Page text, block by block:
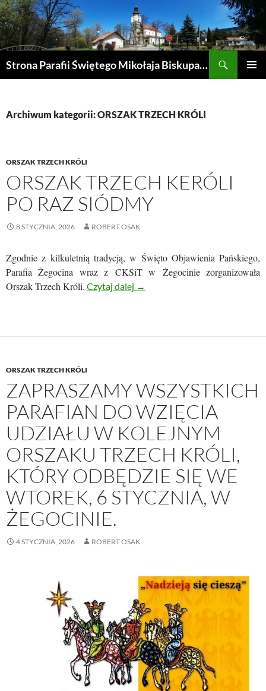
Przejdź
do
treści
Strona Parafii Świętego Mikołaja Biskupa w Żegocinie
Archiwum kategorii: ORSZAK TRZECH KRÓLI
ORSZAK TRZECH KRÓLI
ORSZAK TRZECH KERÓLI
PO RAZ SIÓDMY
8 STYCZNIA, 2026 ROBERT OSAK
Zgodnie z kilkuletnią tradycją, w Święto Objawienia Pańskiego,
Parafia Żegocina wraz z CKSiT w Żegocinie zorganizowała
Orszak Trzech Króli. Czytaj dalej ORSZAK TRZECH KERÓLI
→
ORSZAK TRZECH KRÓLI
ZAPRASZAMY WSZYSTKICH
PARAFIAN DO WZIĘCIA
UDZIAŁU W KOLEJNYM
ORSZAKU TRZECH KRÓLI,
KTÓRY ODBĘDZIE SIĘ WE
WTOREK, 6 STYCZNIA, W
ŻEGOCINIE.
4 STYCZNIA, 2026 ROBERT OSAK